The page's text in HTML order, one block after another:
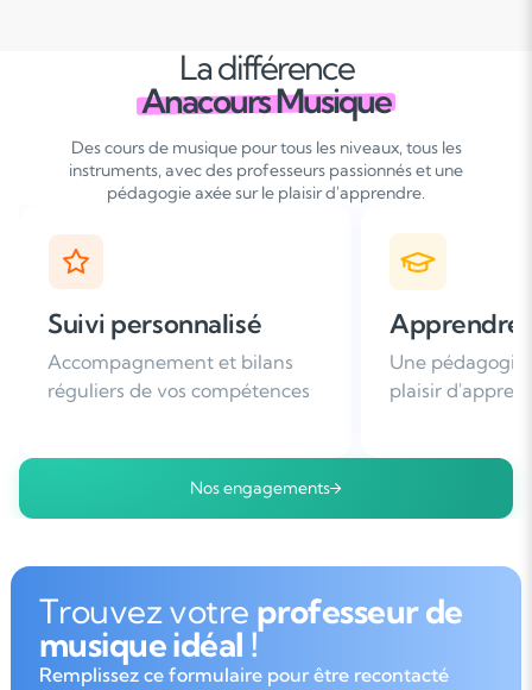
La différence
Anacours Musique
Des cours de musique pour tous les niveaux, tous les
instruments, avec des professeurs passionnés et une
pédagogie axée sur le plaisir d'apprendre.
Apprendre avec plaisir
Une pédagogie basée sur le
plaisir d'apprendre
Plus de 96% de
nous
Nos engagements
Trouvez votre professeur de
musique idéal !
Remplissez ce formulaire pour être recontacté